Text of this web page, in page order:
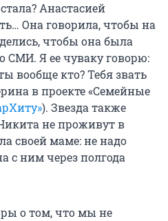
Анастасией
Она говорила, чтобы на
чтобы она была
СМИ. Я ее чуваку говорю:
вообще кто? Тебя звать
в проекте «Семейные
). Звезда также
не проживут в
своей маме: не надо
с ним через полгода
о том, что мы не